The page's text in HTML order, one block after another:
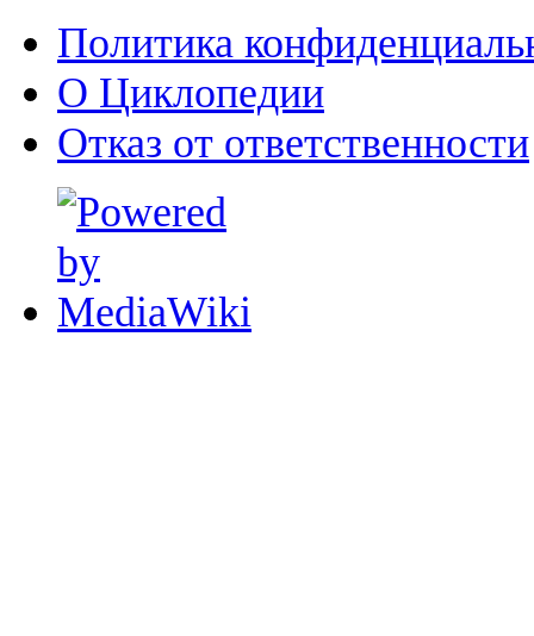
Политика
О Циклопедии
Отказ от ответственности